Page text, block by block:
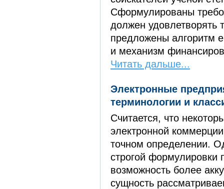
Сформулированы
должен удовлетворять
предложены алгоритм
и механизм
Читать дальше...
Электронные
терминологии и
Считается, что
электронной
точном определении.
строгой формулировки
возможность более
сущность